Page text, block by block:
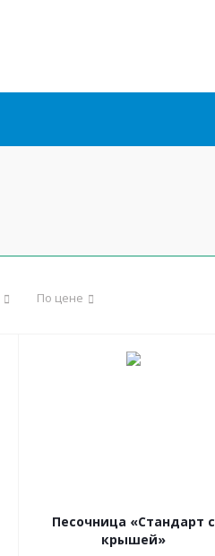
По цене
Песочница «Стандарт с
крышей»